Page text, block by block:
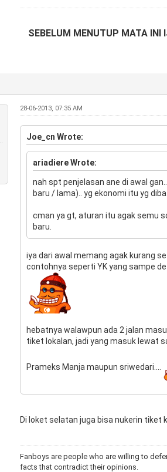
SEBELUM MENUTUP MATA
28-06-2013, 07:35 AM
Joe_cn Wrote:
ariadiere Wrote:
nah spt penjelasan ane di awal
baru / lama).. yg ekonomi itu yg
cman ya gt, aturan itu agak semu
baru.
iya dari awal memang agak kurang
contohnya seperti YK yang sampe
hebatnya walawpun ada 2 jalan
tiket lokalan, jadi yang masuk lewat
Prameks Manja maupun sriwedari....
Di loket selatan juga bisa nukerin tiket
Fanboys are people who are willing to
facts that contradict their opinions.